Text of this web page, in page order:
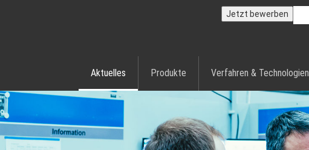
Jetzt bewerben
Aktuelles Produkte Verfahren & Technologien